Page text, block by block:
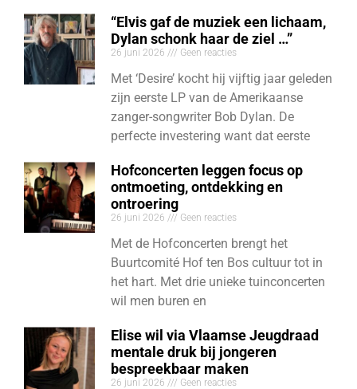
“Elvis gaf de muziek een lichaam,
Dylan schonk haar de ziel …”
26 juni 2026 Geen reacties
Met ‘Desire’ kocht hij vijftig jaar geleden
zijn eerste LP van de Amerikaanse
zanger-songwriter Bob Dylan. De
perfecte investering want dat eerste
Hofconcerten leggen focus op
ontmoeting, ontdekking en
ontroering
26 juni 2026 Geen reacties
Met de Hofconcerten brengt het
Buurtcomité Hof ten Bos cultuur tot in
het hart. Met drie unieke tuinconcerten
wil men buren en
Elise wil via Vlaamse Jeugdraad
mentale druk bij jongeren
bespreekbaar maken
26 juni 2026 Geen reacties